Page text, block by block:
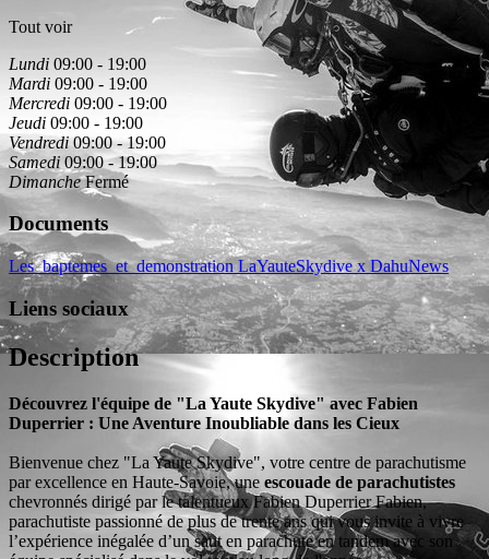
Tout voir
Lundi 09:00 - 19:00
Mardi 09:00 - 19:00
Mercredi 09:00 - 19:00
Jeudi 09:00 - 19:00
Vendredi 09:00 - 19:00
Samedi 09:00 - 19:00
Dimanche Fermé
Documents
Les_baptemes_et_demonstrationLaYauteSkydive x DahuNews
Liens sociaux
Description
Découvrez l'équipe de "La Yaute Skydive" avec Fabien
Duperrier : Une Aventure Inoubliable dans les Cieux
Bienvenue chez "La Yaute Skydive", votre centre de parachutisme
par excellence en Haute-Savoie, une escouade de parachutistes
chevronnés dirigé par le talentueux Fabien Duperrier Fabien,
parachutiste passionné de plus de trente ans qui vous invite à vivre
l’expérience inégalée d’un saut en parachute en tandem avec son